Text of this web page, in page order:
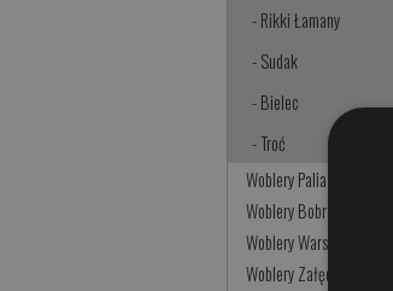
- Rikki Łamany
- Sudak
- Bielec
- Troć
Woblery Palia
Woblery Bobrzańskie
Woblery Warszawskie
Woblery Załęczańskie